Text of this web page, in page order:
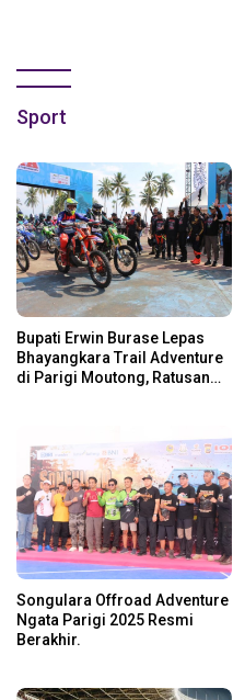
Sport
Bupati Erwin Burase Lepas
Bhayangkara Trail Adventure
di Parigi Moutong, Ratusan
Songulara Offroad Adventure
Ngata Parigi 2025 Resmi
Berakhir.